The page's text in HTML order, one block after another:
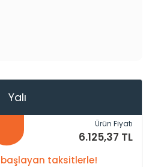
Yalı
Ürün Fiyatı
6.125,37 TL
başlayan taksitlerle!